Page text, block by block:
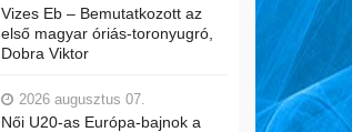
Vizes Eb – Bemutatkozott az
első magyar óriás-toronyugró,
Dobra Viktor
2026 augusztus 07.
Női U20-as Európa-bajnok a